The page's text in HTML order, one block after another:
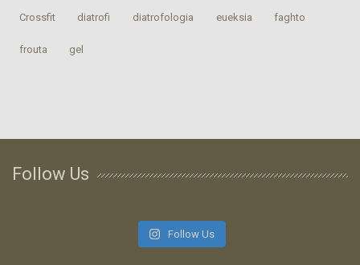
Crossfit ‎diatrofi‬ ‎diatrofologia‬ ‎eueksia‬ faghto
‎frouta gel
Follow Us
Follow Us